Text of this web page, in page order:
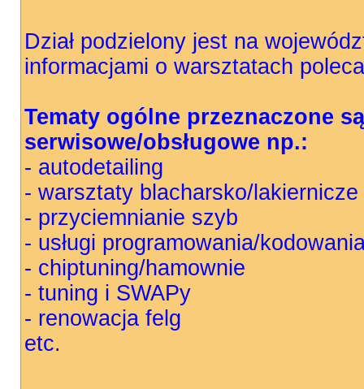
Dział podzielony jest na
informacjami o warsztatach
Tematy ogólne przeznaczone
serwisowe/obsługowe np.:
- autodetailing
- warsztaty blacharsko/lakiernicze
- przyciemnianie szyb
- usługi programowania/
- chiptuning/hamownie
- tuning i SWAPy
- renowacja felg
etc.